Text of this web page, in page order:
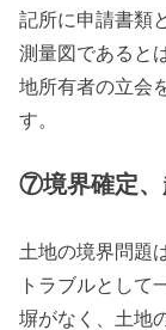
記所に申請書類
測量図であると
地所有者の立会
す。
⑦境界確定
土地の境界問題
トラブルとして
塀がなく、土地